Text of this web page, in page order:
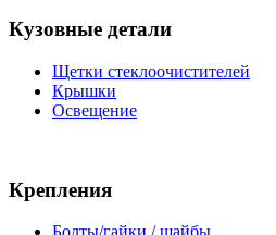
Кузовные детали
Щетки стеклоочистителей
Крышки
Освещение
Крепления